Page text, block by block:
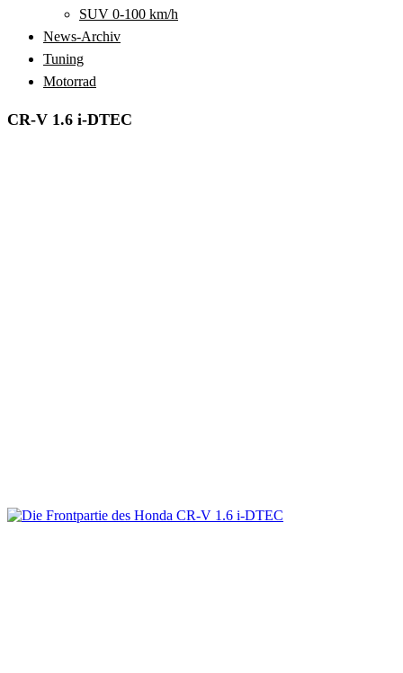
SUV 0-100 km/h
News-Archiv
Tuning
Motorrad
CR-V 1.6 i-DTEC